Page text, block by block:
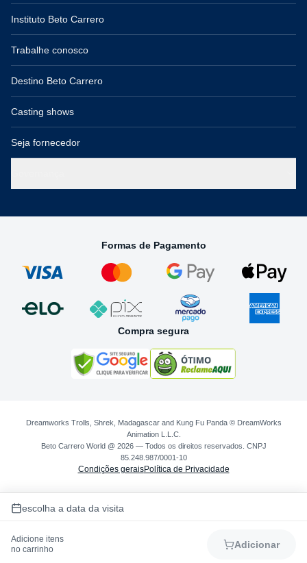
Instituto Beto Carrero
Trabalhe conosco
Destino Beto Carrero
Casting shows
Seja fornecedor
Formas de Pagamento
Compra segura
Dreamworks Trolls, Shrek, Madagascar and Kung Fu Panda © DreamWorks
Animation L.L.C.
Beto Carrero World @ 2026 — Todos os direitos reservados. CNPJ
85.248.987/0001-10
Condições geraisPolítica de Privacidade
escolha a data da visita
Adicione itens
no carrinho
Adicionar